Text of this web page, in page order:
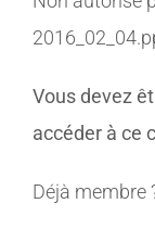
MEMBRES
CONTACT
Vous devez
accéder à ce
Déjà membre